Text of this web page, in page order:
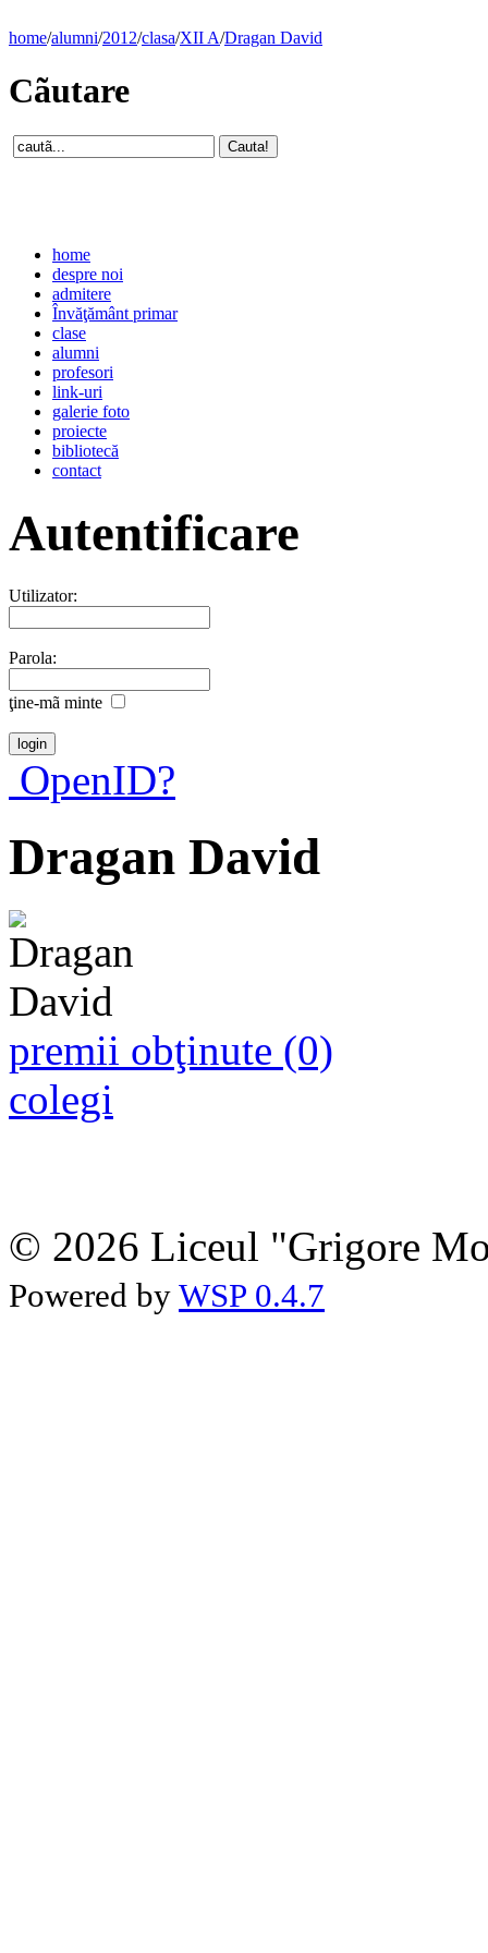
home/alumni/2012/clasa/XII A/Dragan David
Cãutare
home
despre noi
admitere
Învăţământ primar
clase
alumni
profesori
link-uri
galerie foto
proiecte
bibliotecă
contact
Autentificare
Utilizator:
Parola:
ţine-mã minte
OpenID?
Dragan David
premii obţinute (0)
colegi
© 2026 Liceul "Grigore
Powered by WSP 0.4.7